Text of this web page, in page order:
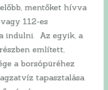
mentőket hívva
112-es
indulni. Az egyik, a
említett,
a borsópüréhez
tapasztalása.